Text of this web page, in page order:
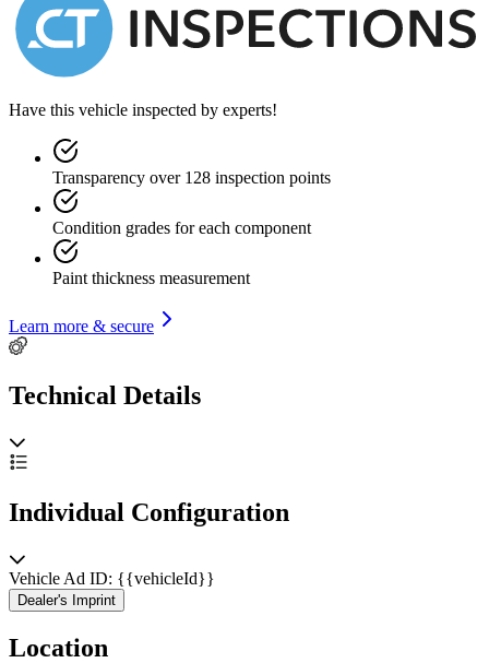
Have this vehicle inspected by experts!
Transparency over 128 inspection points
Condition grades for each component
Paint thickness measurement
Learn more & secure
Technical Details
Individual Configuration
Vehicle Ad ID: {{vehicleId}}
Dealer's Imprint
Location